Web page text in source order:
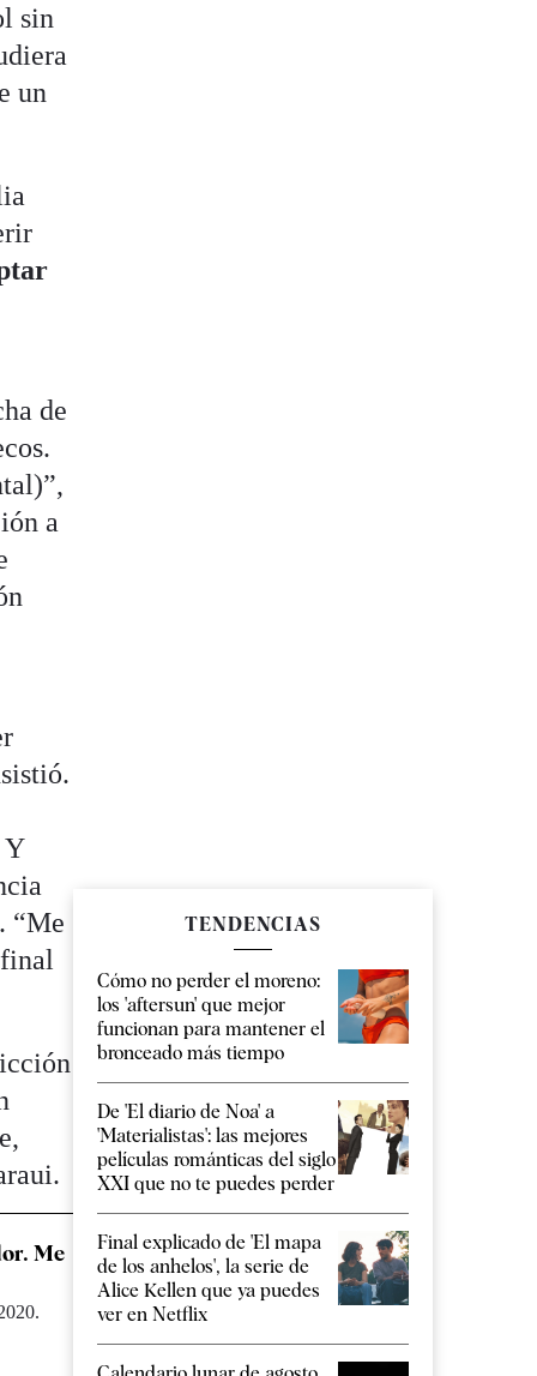
sin
un
de
a
Y
“Me
Me
TENDENCIAS
Cómo no perder el moreno:
los 'aftersun' que mejor
funcionan para mantener el
bronceado más tiempo
De 'El diario de Noa' a
'Materialistas': las mejores
películas románticas del siglo
XXI que no te puedes perder
Final explicado de 'El mapa
de los anhelos', la serie de
Alice Kellen que ya puedes
ver en Netflix